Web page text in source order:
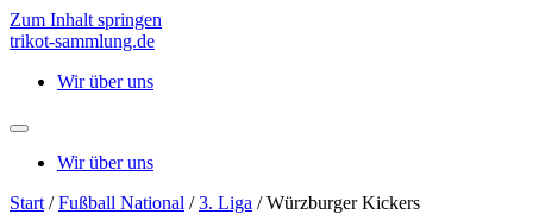
Zum Inhalt springen
trikot-sammlung.de
Wir über uns
Wir über uns
Start /Fußball National /3. Liga / Würzburger Kickers